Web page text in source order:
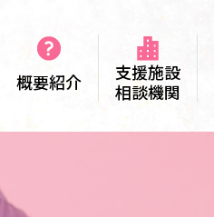
概要紹介
支援施設
相談機関